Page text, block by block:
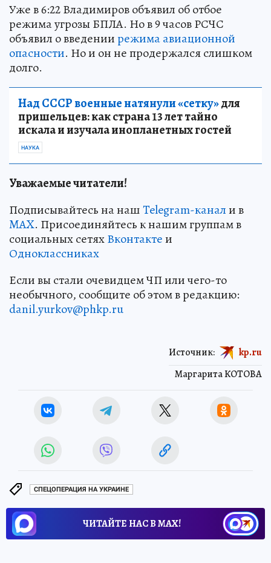
Уже в 6:22 Владимиров объявил об отбое
режима угрозы БПЛА. Но в 9 часов РСЧС
объявил о введениирежима авиационной
опасности. Но и он не продержался слишком
долго.
Над СССР военные натянули «сетку»для
пришельцев: как страна 13 лет тайно
искала и изучала инопланетных гостей
НАУКА
Уважаемые читатели!
Подписывайтесь на нашTelegram-канали в
MAX. Присоединяйтесь к нашим группам в
социальных сетяхВконтактеи
Одноклассниках
Если вы стали очевидцем ЧП или чего-то
необычного, сообщите об этом в редакцию:
danil.yurkov@phkp.ru
Маргарита КОТОВА
Источник: kp.ru
СПЕЦОПЕРАЦИЯ НА УКРАИНЕ
ЧИТАЙТЕ НАС В МАХ!